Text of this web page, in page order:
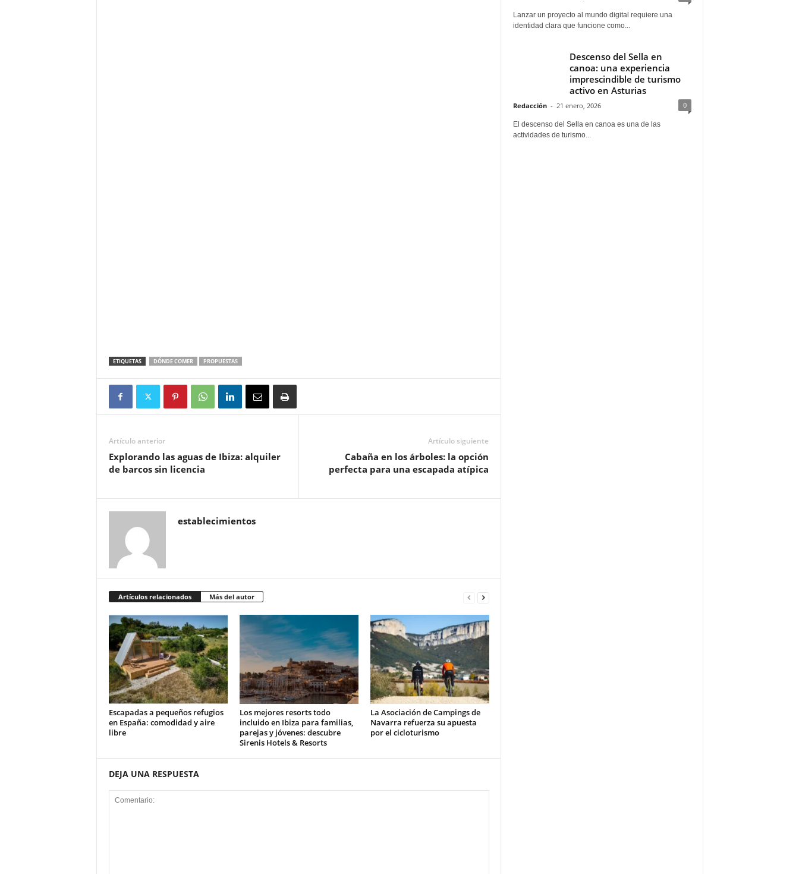
ETIQUETAS DÓNDE COMER PROPUESTAS
Artículo anterior
Explorando las aguas de Ibiza: alquiler
de barcos sin licencia
Artículo siguiente
Cabaña en los árboles: la opción
perfecta para una escapada atípica
establecimientos
Artículos relacionados Más del autor
Escapadas a pequeños refugios
en España: comodidad y aire
libre
Los mejores resorts todo
incluido en Ibiza para familias,
parejas y jóvenes: descubre
Sirenis Hotels & Resorts
La Asociación de Campings de
Navarra refuerza su apuesta
por el cicloturismo
DEJA UNA RESPUESTA
Lanzar un proyecto al mundo digital requiere una
identidad clara que funcione como...
Descenso del Sella en
canoa: una experiencia
imprescindible de turismo
activo en Asturias
Redacción - 21 enero, 2026 0
El descenso del Sella en canoa es una de las
actividades de turismo...